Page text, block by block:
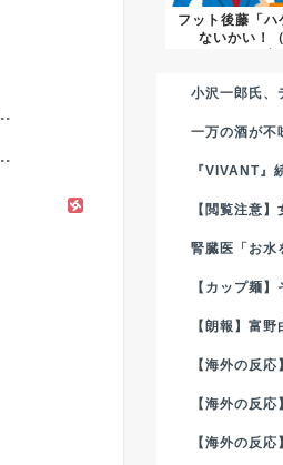
フット後藤「ハ
ないかい！
小沢一郎氏、
一万の酒が不
『VIVANT』
【閲覧注意
腎臓医「お水
【カップ麺
【朗報】富
【海外の反
【海外の反
【海外の反